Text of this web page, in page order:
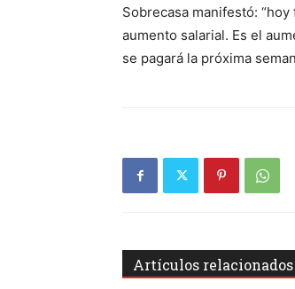
Sobrecasa manifestó:
aumento salarial. Es el
se pagará la próxima
Artículos relacionados